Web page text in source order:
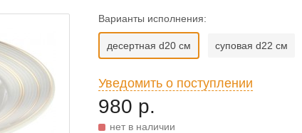
Варианты исполнения:
десертная d20 см суповая d22 см
Уведомить о поступлении
980 р.
нет в наличии